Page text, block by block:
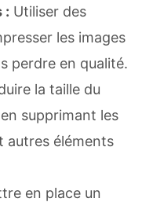
: Utiliser des
les images
perdre en qualité.
la taille du
supprimant les
autres éléments
en place un